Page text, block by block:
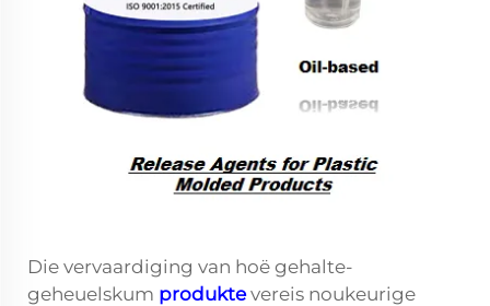
Die vervaardiging van hoë gehalte-
geheuelskum produktevereis noukeurige